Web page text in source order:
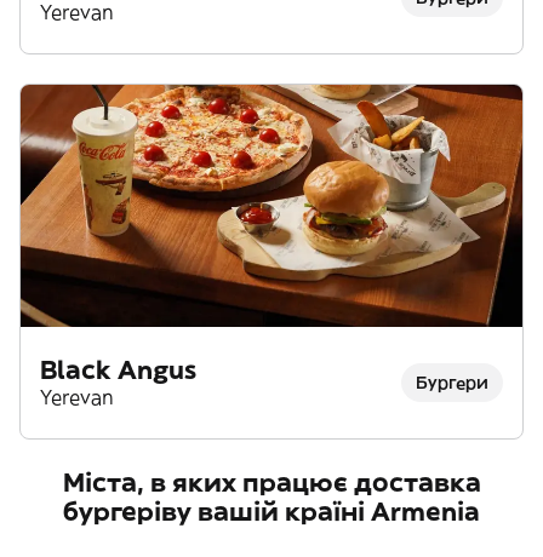
Yerevan
Black Angus
Yerevan
Бургери
Міста, в яких працює доставка
бургеріву вашій країні Armenia